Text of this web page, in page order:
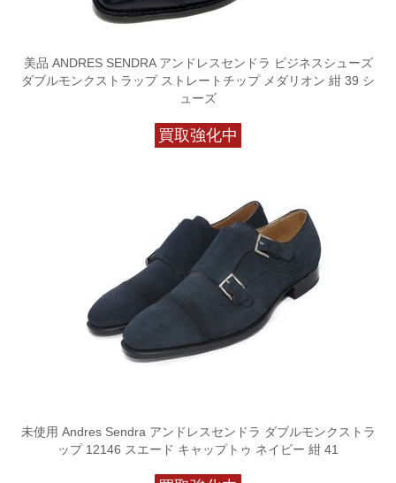
美品 ANDRES SENDRA アンドレスセンドラ ビジネスシューズ
ダブルモンクストラップ ストレートチップ メダリオン 紺 39 シ
ューズ
買取強化中
未使用 Andres Sendra アンドレスセンドラ ダブルモンクストラ
ップ 12146 スエード キャップトゥ ネイビー 紺 41